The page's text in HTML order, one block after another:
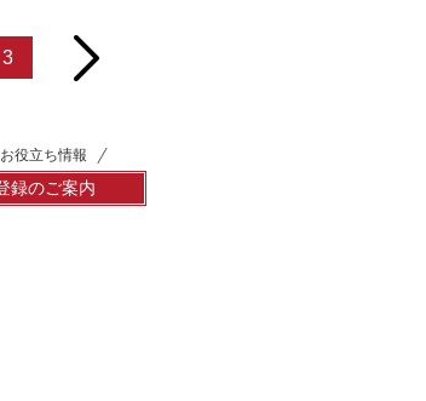
3 next
役立ち情報
録のご案内